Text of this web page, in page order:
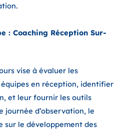
: Coaching Réception Sur-
vise à évaluer les
équipes en réception, identifier
et leur fournir les outils
journée d’observation, le
sur le développement des